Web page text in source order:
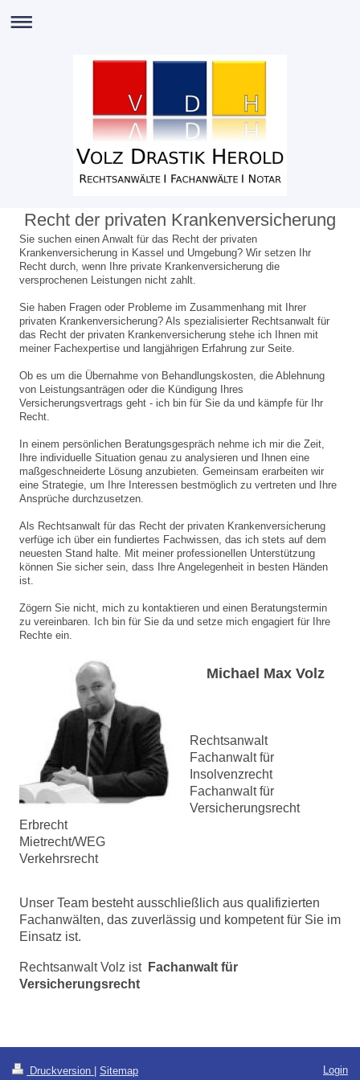
Recht der privaten Krankenversicherung
Sie suchen einen Anwalt für das Recht der privaten
Krankenversicherung in Kassel und Umgebung? Wir setzen Ihr
Recht durch, wenn Ihre private Krankenversicherung die
versprochenen Leistungen nicht zahlt.
Sie haben Fragen oder Probleme im Zusammenhang mit Ihrer
privaten Krankenversicherung? Als spezialisierter Rechtsanwalt für
das Recht der privaten Krankenversicherung stehe ich Ihnen mit
meiner Fachexpertise und langjährigen Erfahrung zur Seite.
Ob es um die Übernahme von Behandlungskosten, die Ablehnung
von Leistungsanträgen oder die Kündigung Ihres
Versicherungsvertrags geht - ich bin für Sie da und kämpfe für Ihr
Recht.
In einem persönlichen Beratungsgespräch nehme ich mir die Zeit,
Ihre individuelle Situation genau zu analysieren und Ihnen eine
maßgeschneiderte Lösung anzubieten. Gemeinsam erarbeiten wir
eine Strategie, um Ihre Interessen bestmöglich zu vertreten und Ihre
Ansprüche durchzusetzen.
Als Rechtsanwalt für das Recht der privaten Krankenversicherung
verfüge ich über ein fundiertes Fachwissen, das ich stets auf dem
neuesten Stand halte. Mit meiner professionellen Unterstützung
können Sie sicher sein, dass Ihre Angelegenheit in besten Händen
ist.
Zögern Sie nicht, mich zu kontaktieren und einen Beratungstermin
zu vereinbaren. Ich bin für Sie da und setze mich engagiert für Ihre
Rechte ein.
Michael Max Volz
Rechtsanwalt
Fachanwalt für
Insolvenzrecht
Fachanwalt für
Versicherungsrecht
Erbrecht
Mietrecht/WEG
Verkehrsrecht
Unser Team besteht ausschließlich aus qualifizierten
Fachanwälten, das zuverlässig und kompetent für Sie im
Einsatz ist.
Rechtsanwalt Volz ist
Fachanwalt für
Versicherungsrecht
Druckversion
Sitemap
Login